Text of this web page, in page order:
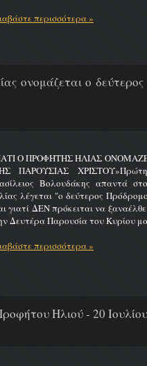
περισσότερα »
ονομάζεται ο
Ο ΠΡΟΦΗΤΗΣ ΗΛΙΑΣ
ΠΑΡΟΥΣΙΑΣ
Βολουδάκης απαντά
λέγεται "ο δεύτερος
γιατί ΔΕΝ πρόκειται να
Δευτέρα Παρουσία του Κυρίου
περισσότερα »
Ηλιού - 20 Ιουλίου